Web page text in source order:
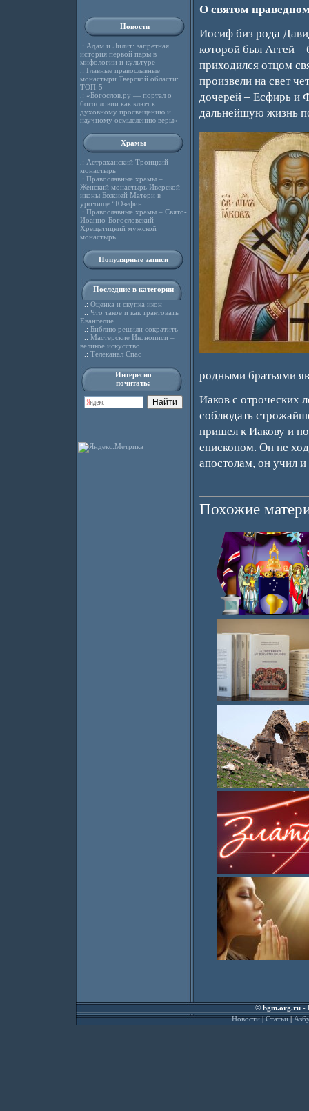
Новости
.: Адам и Лилит: запретная
история первой пары в
мифологии и культуре
.: Главные православные
монастыри Тверской области:
ТОП-5
.: «Богослов.ру — портал о
богословии как ключ к
духовному просвещению и
научному осмыслению веры»
Храмы
.: Астраханский Троицкий
монастырь
.: Православные храмы –
Женский монастырь Иверской
иконы Божией Матери в
урочище “Юзефин
.: Православные храмы – Свято-
Иоанно-Богословский
Хрещатицкий мужской
монастырь
Популярные записи
Последние в категории
.: Оценка и скупка икон
.: Что такое и как трактовать
Евангелие
.: Библию решили сократить
.: Мастерские Иконописи –
великое искусство
.: Телеканал Спас
Интересно
почитать:
О святом
Иосиф биз рода
которой был Аггей –
приходился отцом
произвели на свет
дочерей – Есфирь и
дальнейшую жизнь
родными братьями
Иаков с отроческих
соблюдать
пришел к Иакову и
епископом. Он не
апостолам, он учил
Похожие
©bgm.org.ru-
Новости|Статьи|